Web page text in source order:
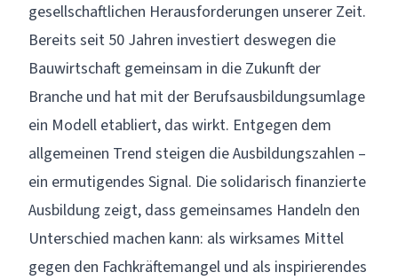
gesellschaftlichen Herausforderungen unserer Zeit.
Bereits seit 50 Jahren investiert deswegen die
Bauwirtschaft gemeinsam in die Zukunft der
Branche und hat mit der Berufsausbildungsumlage
ein Modell etabliert, das wirkt. Entgegen dem
allgemeinen Trend steigen die Ausbildungszahlen –
ein ermutigendes Signal. Die solidarisch finanzierte
Ausbildung zeigt, dass gemeinsames Handeln den
Unterschied machen kann: als wirksames Mittel
gegen den Fachkräftemangel und als inspirierendes